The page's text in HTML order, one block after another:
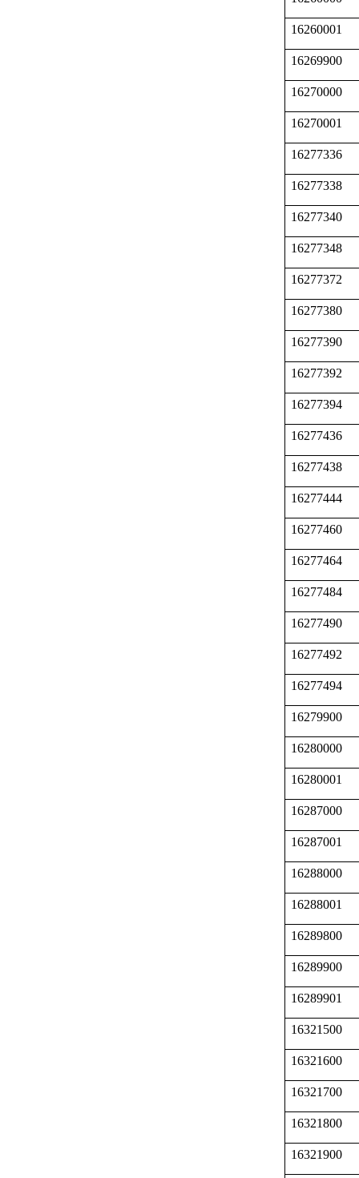
16260001
16269900
16270000
16270001
16277336
16277338
16277340
16277348
16277372
16277380
16277390
16277392
16277394
16277436
16277438
16277444
16277460
16277464
16277484
16277490
16277492
16277494
16279900
16280000
16280001
16287000
16287001
16288000
16288001
16289800
16289900
16289901
16321500
16321600
16321700
16321800
16321900